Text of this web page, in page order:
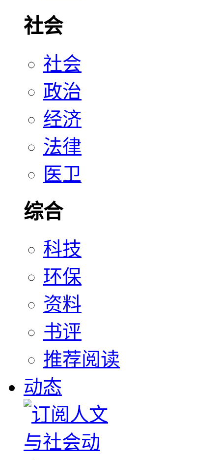
社会
社会
政治
经济
法律
医卫
综合
科技
环保
资料
书评
推荐阅读
动态